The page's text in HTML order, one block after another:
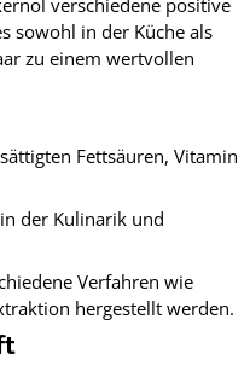
sowohl in der Küche als
zu einem wertvollen
Fettsäuren, Vitamin
der Kulinarik und
Verfahren wie
hergestellt werden.